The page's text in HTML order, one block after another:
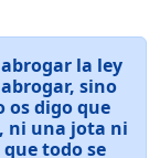
la ley
sino
os digo que
ni una jota ni
todo se